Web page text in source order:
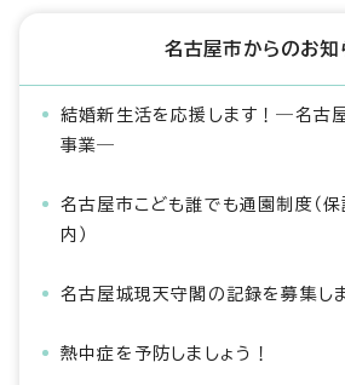
名古屋市からのお知
結婚新生活を応援します！―名古
事業―
名古屋市こども誰でも通園制度（
内）
名古屋城現天守閣の記録を募集し
熱中症を予防しましょう！